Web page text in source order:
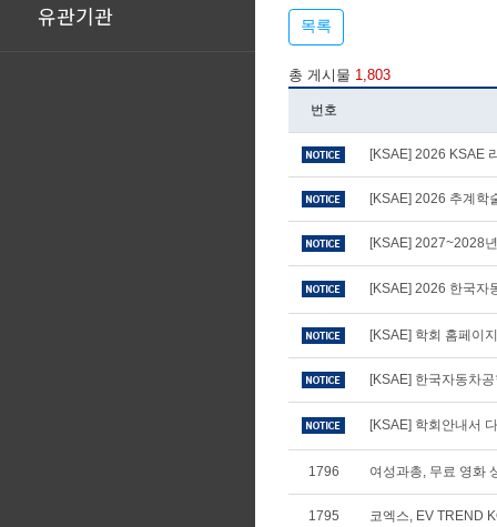
유관기관 목록
총 게시물 1,803
번호
[KSAE] 2026 KSAE
[KSAE] 2026 추계학
[KSAE] 2027~2028
[KSAE] 2026 한국자
[KSAE] 학회 홈페이
[KSAE] 한국자동차
[KSAE] 학회안내서
1796 여성과총, 무료 영화
1795 코엑스, EV TREND